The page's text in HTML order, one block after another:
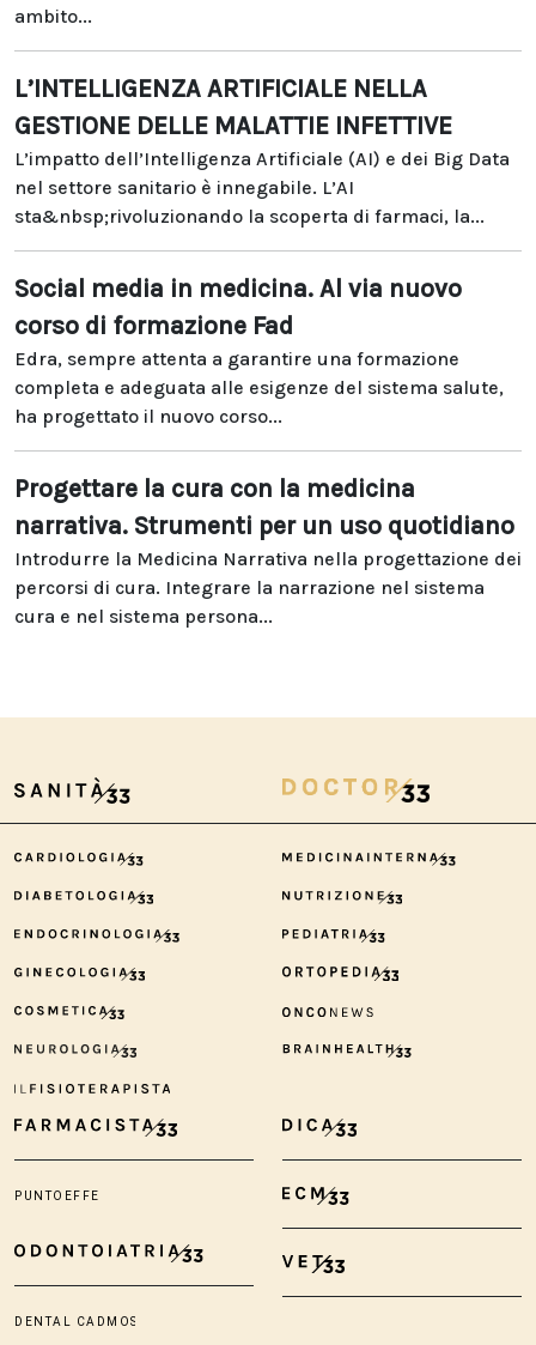
ambito...
L’INTELLIGENZA ARTIFICIALE NELLA
GESTIONE DELLE MALATTIE INFETTIVE
L’impatto dell’Intelligenza Artificiale (AI) e dei Big Data
nel settore sanitario è innegabile. L’AI
sta&nbsp;rivoluzionando la scoperta di farmaci, la...
Social media in medicina. Al via nuovo
corso di formazione Fad
Edra, sempre attenta a garantire una formazione
completa e adeguata alle esigenze del sistema salute,
ha progettato il nuovo corso...
Progettare la cura con la medicina
narrativa. Strumenti per un uso quotidiano
Introdurre la Medicina Narrativa nella progettazione dei
percorsi di cura. Integrare la narrazione nel sistema
cura e nel sistema persona...